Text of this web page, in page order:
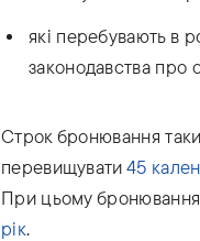
які перебувають в
законодавства про
Строк бронювання
перевищувати45
При цьому бронювання
рік.